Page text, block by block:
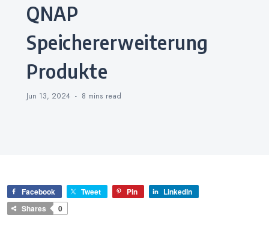
QNAP
Speichererweiterung
Produkte
Jun 13, 2024 8 mins read
Facebook Tweet Pin
LinkedIn
Shares
0